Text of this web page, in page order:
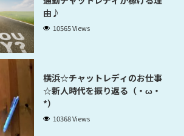
由♪
10565 Views
横浜☆チャットレディのお仕事
☆新人時代を振り返る（・ω・
*）
10368 Views